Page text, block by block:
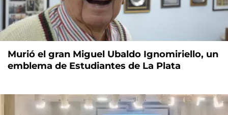
Murió el gran Miguel Ubaldo Ignomiriello, un
emblema de Estudiantes de La Plata